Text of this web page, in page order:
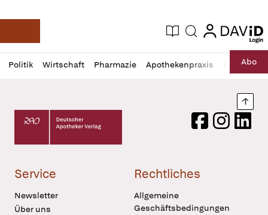
Deutsche Apotheker Zeitung
Aktuelle Ausgabe
Suche login
login
Politik Wirtschaft Pharmazie Apothekenpraxis RechtAbo
Profil
öffnen
Daz
Pur
Deutscher Apotheker Verlag Logo
FacebookInstagram
Service
Newsletter
Über uns
Rechtliches
Allgemeine
Geschäftsbedingungen